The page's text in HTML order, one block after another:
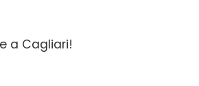
a Cagliari!